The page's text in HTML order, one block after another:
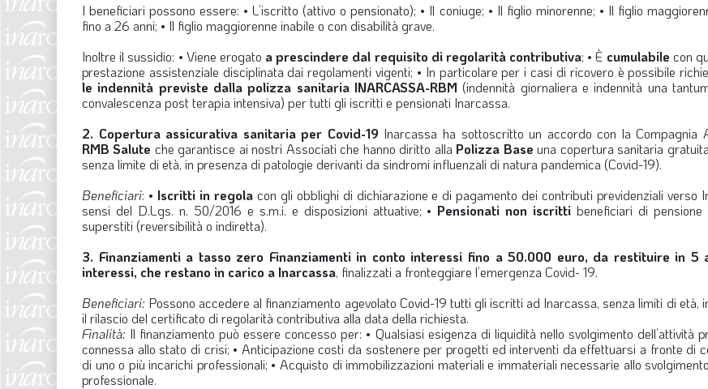
I beneficiari possono essere: • L’iscritto (attivo o pensionato); • Il coniuge; • Il figlio minorenne; • Il figlio
fino a 26 anni; • Il figlio maggiorenne inabile o con disabilità grave.
Inoltre il sussidio: • Viene erogato a prescindere dal requisito di regolarità contributiva; • È cumulabile con
prestazione assistenziale disciplinata dai regolamenti vigenti; • In particolare per i casi di ricovero è possibile
le indennità previste dalla polizza sanitaria INARCASSA-RBM (indennità giornaliera e indennità una
convalescenza post terapia intensiva) per tutti gli iscritti e pensionati Inarcassa.
2. Copertura assicurativa sanitaria per Covid-19 Inarcassa ha sottoscritto un accordo con la Compagnia
RMB Salute che garantisce ai nostri Associati che hanno diritto alla Polizza Base una copertura sanitaria
senza limite di età, in presenza di patologie derivanti da sindromi influenzali di natura pandemica (Covid-19).
Beneficiari: • Iscritti in regolacon gli obblighi di dichiarazione e di pagamento dei contributi previdenziali verso
sensi del D.Lgs. n. 50/2016 e s.m.i. e disposizioni attuative; • Pensionati non iscritti beneficiari di
superstiti (reversibilità o indiretta).
3. Finanziamenti a tasso zero Finanziamenti in conto interessi fino a 50.000 euro, da restituire in 5
interessi, che restano in carico a Inarcassa, finalizzati a fronteggiare l’emergenza Covid- 19.
Beneficiari: Possono accedere al finanziamento agevolato Covid-19 tutti gli iscritti ad Inarcassa, senza limiti di età,
il rilascio del certificato di regolarità contributiva alla data della richiesta.
Finalità: Il finanziamento può essere concesso per: • Qualsiasi esigenza di liquidità nello svolgimento dell’attività
connessa allo stato di crisi; • Anticipazione costi da sostenere per progetti ed interventi da effettuarsi a fronte di
di uno o più incarichi professionali; • Acquisto di immobilizzazioni materiali e immateriali necessarie allo
professionale.